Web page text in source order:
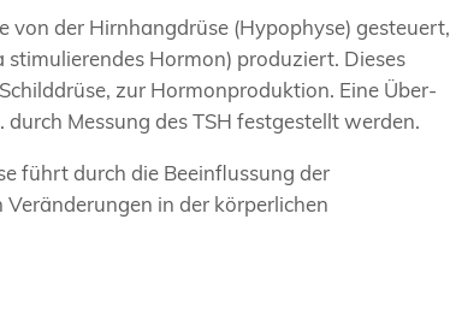
von der Hirnhangdrüse (Hypophyse) gesteuert,
Hormon) produziert. Dieses
zur Hormonproduktion. Eine Über-
Messung des TSH festgestellt werden.
führt durch die Beeinflussung der
in der körperlichen